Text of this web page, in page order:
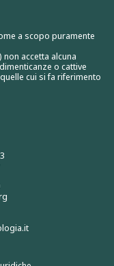
a scopo puramente
non accetta alcuna
o cattive
cui si fa riferimento